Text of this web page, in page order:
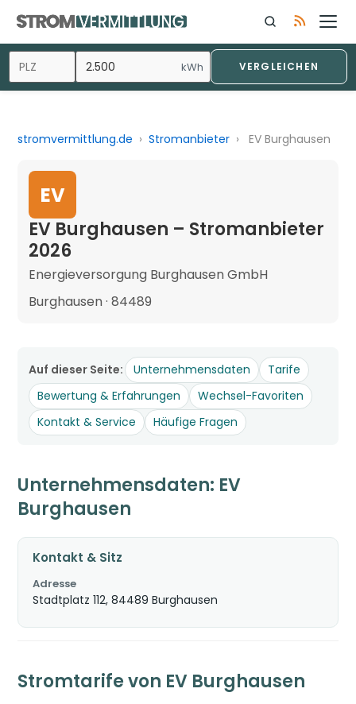
kWh VERGLEICHEN
stromvermittlung.de › Stromanbieter › EV Burghausen
EV
EV Burghausen – Stromanbieter
2026
Energieversorgung Burghausen GmbH
Burghausen · 84489
Auf dieser Seite: Unternehmensdaten
Tarife
Bewertung & Erfahrungen
Wechsel-Favoriten
Kontakt & Service
Häufige Fragen
Unternehmensdaten: EV
Burghausen
Kontakt & Sitz
Adresse
Stadtplatz 112, 84489 Burghausen
Stromtarife von EV Burghausen